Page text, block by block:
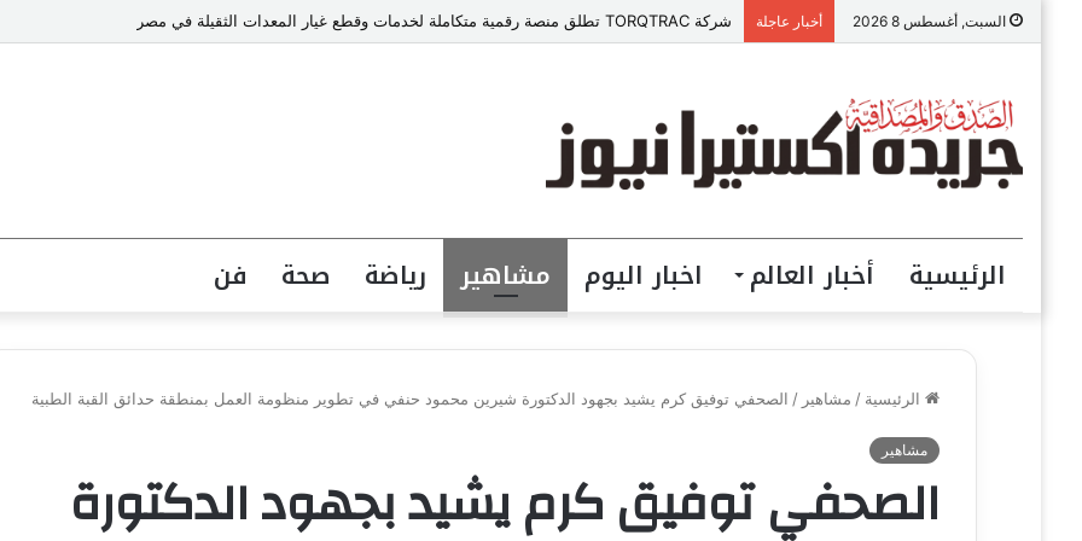
السبت, أغسطس 8 2026 أخبار عاجلة شركة TORQTRAC تطلق منصة رقمية متكاملة لخدمات وقطع غيار المعدات الثقيلة في مصر
الرئيسية أخبار العالم اخبار اليوم مشاهير رياضة صحة فن
الرئيسية / مشاهير / الصحفي توفيق كرم يشيد بجهود الدكتورة شيرين محمود حنفي في تطوير منظومة العمل بمنطقة حدائق القبة الطبية
مشاهير
الصحفي توفيق كرم يشيد بجهود الدكتورة